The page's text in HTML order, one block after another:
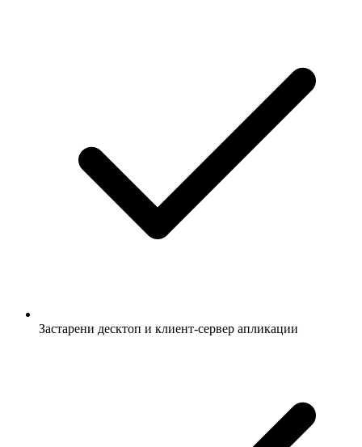
Застарени десктоп и клиент-сервер апликации